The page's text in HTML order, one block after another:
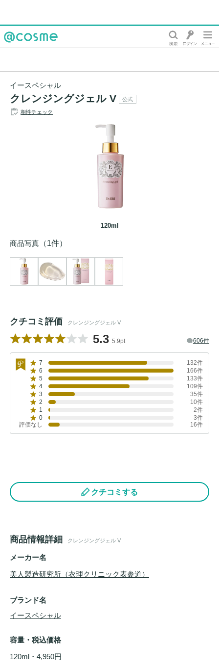
イースペシャル
クレンジングジェル V 公式
相性チェック
120ml
商品写真 （1件）
クチコミ評価 クレンジングジェル V
5.3 5.9pt 606件
7
132件
6
166件
5
133件
4
109件
3
35件
2
10件
1
2件
0
3件
評価なし
16件
クチコミする
商品情報詳細 クレンジングジェル V
メーカー名
美人製造研究所（衣理クリニック表参道）
ブランド名
イースペシャル
容量・税込価格
120ml・4,950円